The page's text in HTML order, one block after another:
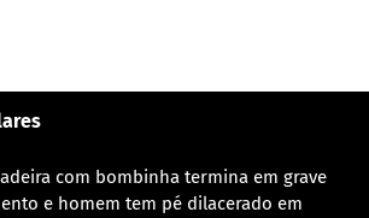
com bombinha termina em grave
e homem tem pé dilacerado em